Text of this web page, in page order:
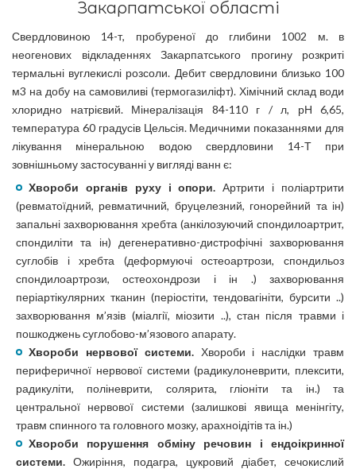
Закарпатської області
Свердловиною 14-т, пробуреної до глибини 1002 м. в
неогенових відкладеннях Закарпатського прогину розкриті
термальні вуглекислі розсоли. Дебит свердловини близько 100
м3 на добу на самовиливі (термогазиліфт). Хімічний склад води
хлоридно натрієвий. Мінералізація 84-110 г / л, рН 6,65,
температура 60 градусів Цельсія. Медичними показаннями для
лікування мінеральною водою свердловини 14-Т при
зовнішньому застосуванні у вигляді ванн є:
Хвороби органів руху і опори.Артрити і поліартрити
(ревматоїдний, ревматичний, бруцелезний, гонорейний та ін)
запальні захворювання хребта (анкілозуючий спондилоартрит,
спондиліти та ін) дегенеративно-дистрофічні захворювання
суглобів і хребта (деформуючі остеоартрози, спондильоз
спондилоартрози, остеохондрози і ін .) захворювання
періартікулярних тканин (періостіти, тендовагініти, бурсити ..)
захворювання м’язів (міалгії, міозити ..), стан після травми і
пошкоджень суглобово-м’язового апарату.
Хвороби нервової системи. Хвороби і наслідки травм
периферичної нервової системи (радикулоневрити, плексити,
радикуліти, поліневрити, солярита, гліоніти та ін.) та
центральної нервової системи (залишкові явища менінгіту,
травм спинного та головного мозку, арахноідітів та ін.)
Хвороби порушення обміну речовин і ендоікринної
системи. Ожиріння, подагра, цукровий діабет, сечокислий